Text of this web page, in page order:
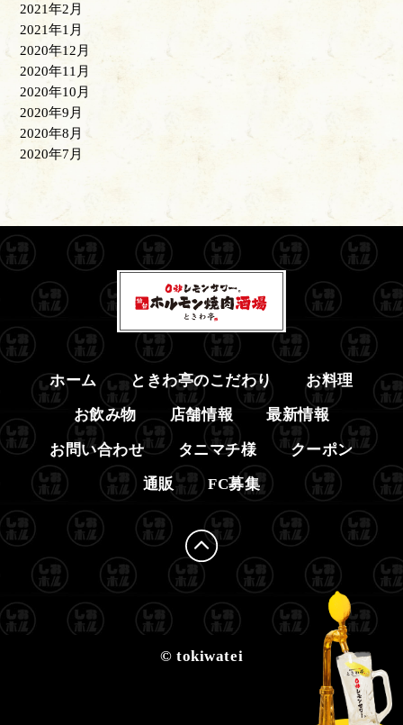
2021年2月
2021年1月
2020年12月
2020年11月
2020年10月
2020年9月
2020年8月
2020年7月
ホーム ときわ亭のこだわり お料理
お飲み物 店舗情報 最新情報
お問い合わせ タニマチ様 クーポン
通販 FC募集
© tokiwatei